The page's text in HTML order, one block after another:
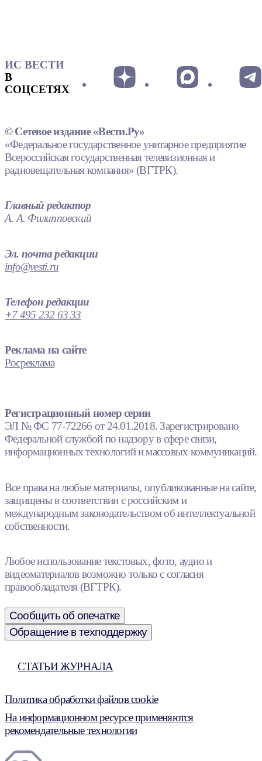
ИС ВЕСТИ
В
СОЦСЕТЯХ
© Сетевое издание «Вести.Ру»
«Федеральное государственное унитарное предприятие
Всероссийская государственная телевизионная и
радиовещательная компания» (ВГТРК).
Главный редактор
А. А. Филипповский
Эл. почта редакции
info@vesti.ru
Телефон редакции
+7 495 232 63 33
Реклама на сайте
Росреклама
Регистрационный номер серии
ЭЛ № ФС 77-72266 от 24.01.2018. Зарегистрировано
Федеральной службой по надзору в сфере связи,
информационных технологий и массовых коммуникаций.
Все права на любые материалы, опубликованные на сайте,
защищены в соответствии с российским и
международным законодательством об интеллектуальной
собственности.
Любое использование текстовых, фото, аудио и
видеоматериалов возможно только с согласия
правообладателя (ВГТРК).
Сообщить об опечатке
Обращение в техподдержку
СТАТЬИ ЖУРНАЛА
Политика обработки файлов cookie
На информационном ресурсе применяются
рекомендательные технологии